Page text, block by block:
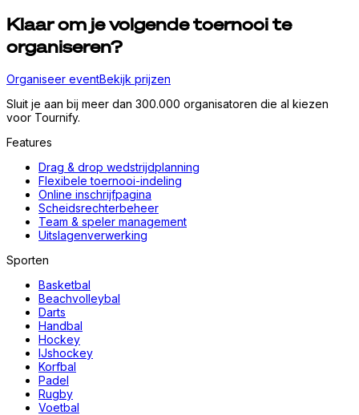
Klaar om je volgende toernooi te
organiseren?
Organiseer eventBekijk prijzen
Sluit je aan bij meer dan 300.000 organisatoren die al kiezen
voor Tournify.
Features
Drag & drop wedstrijdplanning
Flexibele toernooi-indeling
Online inschrijfpagina
Scheidsrechterbeheer
Team & speler management
Uitslagenverwerking
Sporten
Basketbal
Beachvolleybal
Darts
Handbal
Hockey
IJshockey
Korfbal
Padel
Rugby
Voetbal